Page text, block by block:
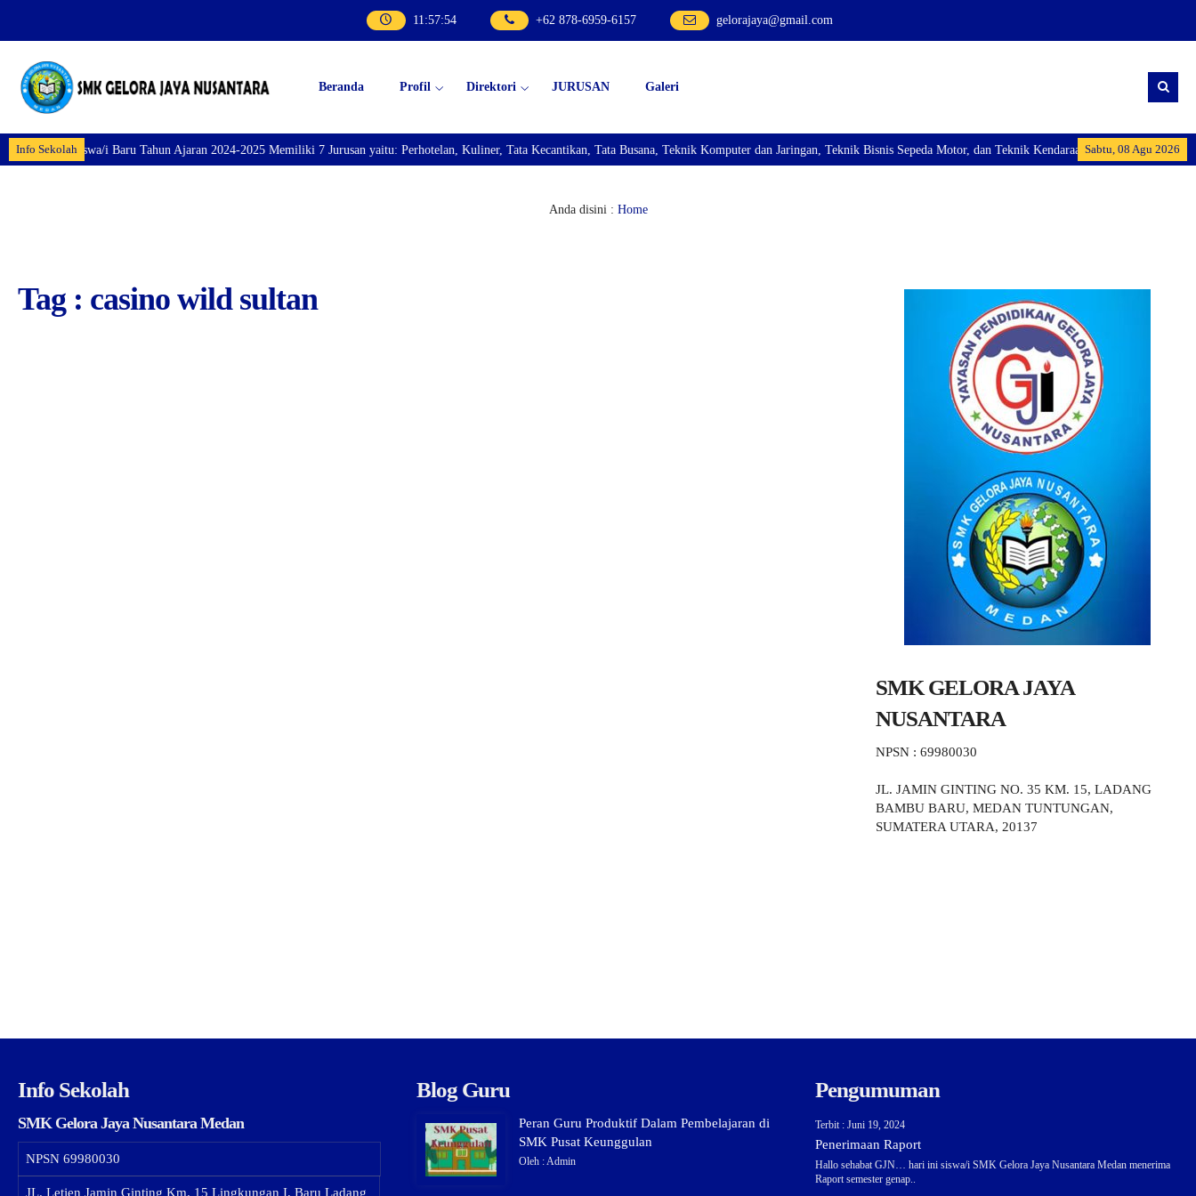
11:57:54 +62 878-6959-6157 gelorajaya@gmail.com
Beranda Profil Direktori JURUSAN Galeri
Info Sekolah Sabtu, 08 Agu 2026
Siswa/i Baru Tahun Ajaran 2024-2025 Memiliki 7 Jurusan yaitu: Perhotelan, Kuliner, Tata Kecantikan, Tata Busana, Teknik Komputer dan Jaringan, Teknik Bisnis Sepeda Motor, dan Teknik Kendaraan Ringan Dan membuka
Anda disini : Home
Tag : casino wild sultan
SMK GELORA JAYA
NUSANTARA
NPSN : 69980030
JL. JAMIN GINTING NO. 35 KM. 15, LADANG
BAMBU BARU, MEDAN TUNTUNGAN,
SUMATERA UTARA, 20137
Info Sekolah
SMK Gelora Jaya Nusantara Medan
NPSN 69980030
JL. Letjen Jamin Ginting Km. 15 Lingkungan I, Baru Ladang
Blog Guru
Peran Guru Produktif Dalam Pembelajaran di
SMK Pusat Keunggulan
Oleh : Admin
Pengumuman
Terbit : Juni 19, 2024
Penerimaan Raport
Hallo sehabat GJN… hari ini siswa/i SMK Gelora Jaya Nusantara Medan menerima
Raport semester genap..